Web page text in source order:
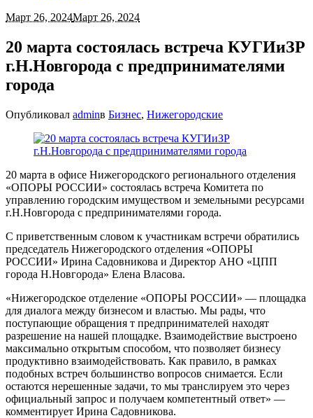
Март 26, 2024Март 26, 2024
20 марта состоялась встреча КУГИиЗР
г.Н.Новгорода с предпринимателями
города
Опубликовал adminв Бизнес, Нижегородские
20 марта в офисе Нижегородского регионального отделения
«ОПОРЫ РОССИИ» состоялась встреча Комитета по
управлению городским имуществом и земельными ресурсами
г.Н.Новгорода с предпринимателями города.
С приветственным словом к участникам встречи обратились
председатель Нижегородского отделения «ОПОРЫ
РОССИИ» Ирина Садовникова и Директор АНО «ЦПП
города Н.Новгорода» Елена Власова.
«Нижегородское отделение «ОПОРЫ РОССИИ» — площадка
для диалога между бизнесом и властью. Мы рады, что
поступающие обращения т предпринимателей находят
разрешение на нашей площадке. Взаимодействие выстроено
максимально открытым способом, что позволяет бизнесу
продуктивно взаимодействовать. Как правило, в рамках
подобных встреч большинство вопросов снимается. Если
остаются нерешенные задачи, то мы транслируем это через
официальный запрос и получаем компетентный ответ» —
комментирует Ирина Садовникова.